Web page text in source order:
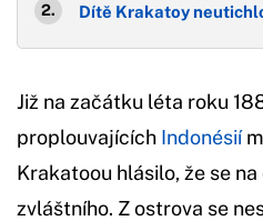
Dítě Krakatoy
Již na začátku léta roku
proplouvajících Indonésií
Krakatoou hlásilo, že se
zvláštního. Z ostrova se